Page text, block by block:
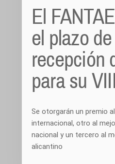
El
el plazo de
recepción
para su
Se otorgarán un premio
internacional, otro al
nacional y un tercero al
alicantino